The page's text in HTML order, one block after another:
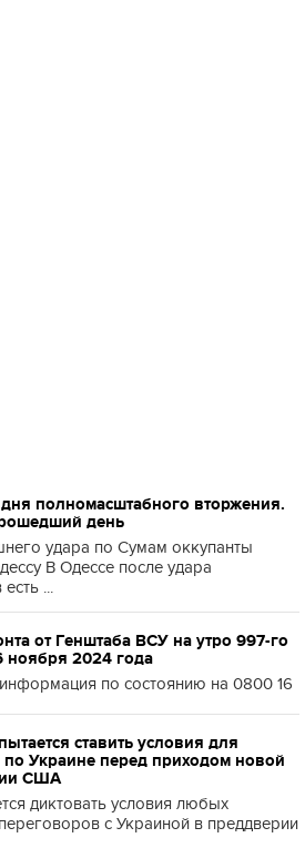
полномасштабного вторжения.
день
удара по Сумам оккупанты
В Одессе после удара
...
от Генштаба ВСУ на утро 997-го
ноября 2024 года
по состоянию на 0800 16
ставить условия для
по Украине перед приходом новой
США
диктовать условия любых
с Украиной в преддверии